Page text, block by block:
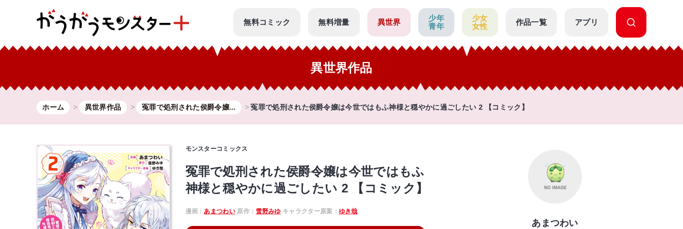
無料コミック 無料増量 異世界
少年
青年
少女
女性
作品一覧 アプリ
異世界作品
ホーム 異世界作品 冤罪で処刑された侯爵令嬢... 冤罪で処刑された侯爵令嬢は今世ではもふ神様と穏やかに過ごしたい 2 【コミック】
モンスターコミックス
冤罪で処刑された侯爵令嬢は今世ではもふ
神様と穏やかに過ごしたい 2 【コミック】
漫画： あまつわい 原作： 雪野みゆ キャラクター原案： ゆき哉
あまつわい